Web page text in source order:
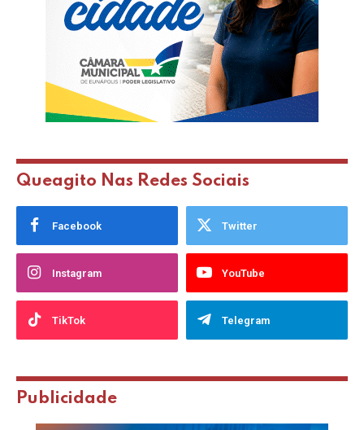
Queagito Nas Redes Sociais
Facebook Twitter
Instagram YouTube
TikTok Telegram
Publicidade